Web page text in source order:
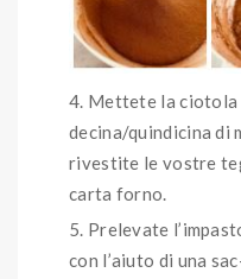
Mettete la ciotola
decina/quindicina di
rivestite le vostre
carta forno.
Prelevate
con l’aiuto di una